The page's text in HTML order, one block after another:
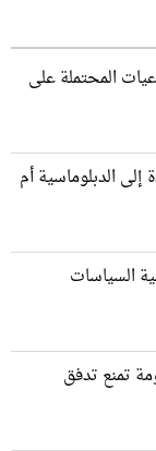
المحتملة على
إلى الدبلوماسية أم
السياسات
تمنع تدفق